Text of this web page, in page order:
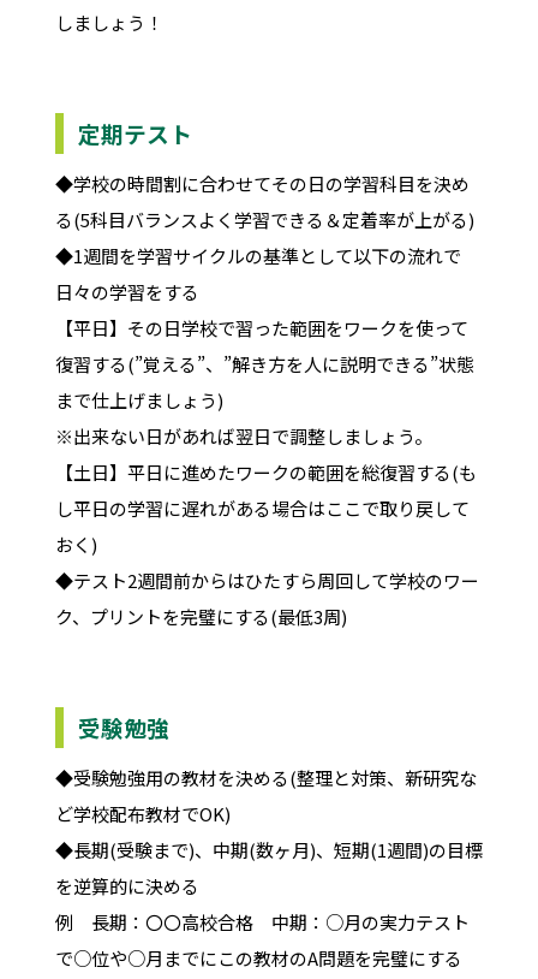
しましょう！
定期テスト
◆学校の時間割に合わせてその日の学習科目を決め
る(5科目バランスよく学習できる＆定着率が上がる)
◆1週間を学習サイクルの基準として以下の流れで
日々の学習をする
【平日】その日学校で習った範囲をワークを使って
復習する(”覚える”、”解き方を人に説明できる”状態
まで仕上げましょう)
※出来ない日があれば翌日で調整しましょう。
【土日】平日に進めたワークの範囲を総復習する(も
し平日の学習に遅れがある場合はここで取り戻して
おく)
◆テスト2週間前からはひたすら周回して学校のワー
ク、プリントを完璧にする(最低3周)
受験勉強
◆受験勉強用の教材を決める(整理と対策、新研究な
ど学校配布教材でOK)
◆長期(受験まで)、中期(数ヶ月)、短期(1週間)の目標
を逆算的に決める
例 長期：〇〇高校合格 中期：○月の実力テスト
で○位や○月までにこの教材のA問題を完璧にする